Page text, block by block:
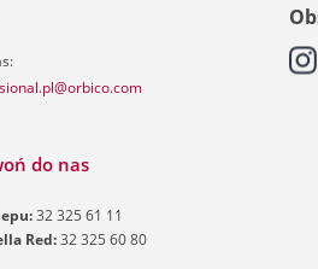
do nas
32 325 61 11
Red:32 325 60 80